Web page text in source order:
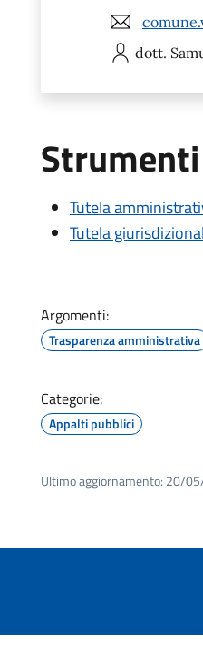
dott.
Tutela
Tutela
Argomenti:
Trasparenza amministrativa
Categorie:
Appalti pubblici
Ultimo aggiornamento: 20/